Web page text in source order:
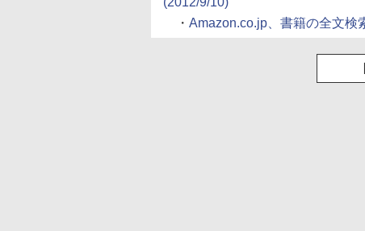
・ Amazon.co.jp、書籍の全文検